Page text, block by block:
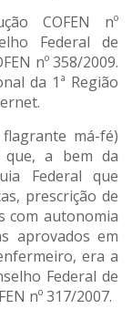
COFEN nº
Federal de
nº 358/2009.
da 1ª Região
má-fé)
que, a bem da
Federal que
prescrição de
com autonomia
aprovados em
era a
Federal de
nº 317/2007.